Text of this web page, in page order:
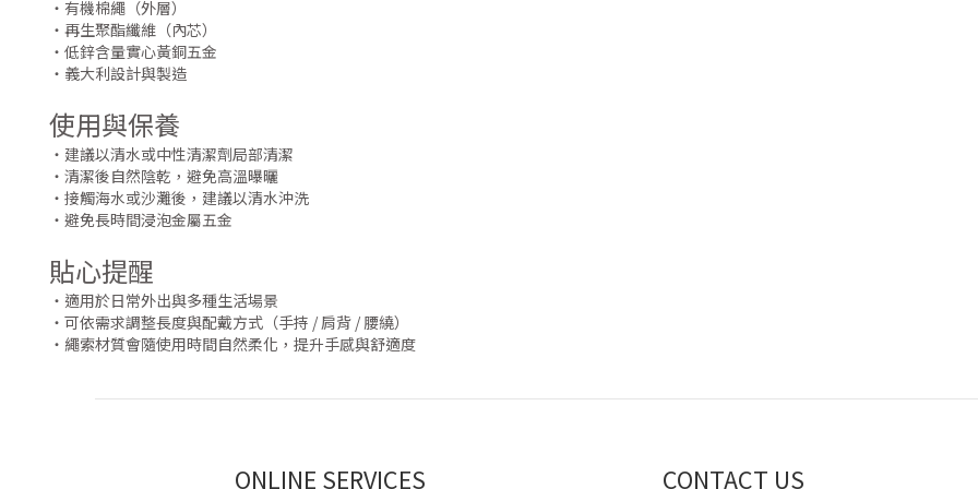
・有機棉繩（外層）
・再生聚酯纖維（內芯）
・低鋅含量實心黃銅五金
・義大利設計與製造
使用與保養
・建議以清水或中性清潔劑局部清潔
・清潔後自然陰乾，避免高溫曝曬
・接觸海水或沙灘後，建議以清水沖洗
・避免長時間浸泡金屬五金
貼心提醒
・適用於日常外出與多種生活場景
・可依需求調整長度與配戴方式（手持 / 肩背 / 腰繞）
・繩索材質會隨使用時間自然柔化，提升手感與舒適度
ONLINE SERVICES CONTACT US